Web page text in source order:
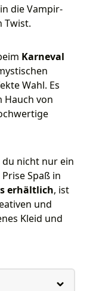
die Vampir-
Twist.
Karneval
Wahl. Es
Hauch von
du nicht nur ein
Spaß in
erhältlich, ist
und
Kleid und